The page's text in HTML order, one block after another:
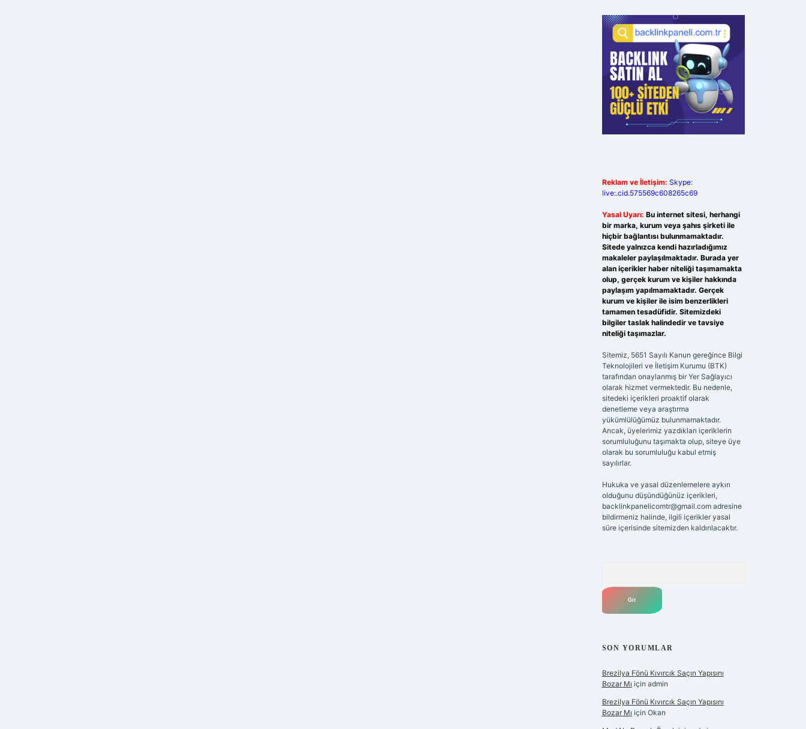
Reklam ve İletişim: Skype:
live:.cid.575569c608265c69
Yasal Uyarı: Bu internet sitesi, herhangi
bir marka, kurum veya şahıs şirketi ile
hiçbir bağlantısı bulunmamaktadır.
Sitede yalnızca kendi hazırladığımız
makaleler paylaşılmaktadır. Burada yer
alan içerikler haber niteliği taşımamakta
olup, gerçek kurum ve kişiler hakkında
paylaşım yapılmamaktadır. Gerçek
kurum ve kişiler ile isim benzerlikleri
tamamen tesadüfidir. Sitemizdeki
bilgiler taslak halindedir ve tavsiye
niteliği taşımazlar.
Sitemiz, 5651 Sayılı Kanun gereğince Bilgi
Teknolojileri ve İletişim Kurumu (BTK)
tarafından onaylanmış bir Yer Sağlayıcı
olarak hizmet vermektedir. Bu nedenle,
sitedeki içerikleri proaktif olarak
denetleme veya araştırma
yükümlülüğümüz bulunmamaktadır.
Ancak, üyelerimiz yazdıkları içeriklerin
sorumluluğunu taşımakta olup, siteye üye
olarak bu sorumluluğu kabul etmiş
sayılırlar.
Hukuka ve yasal düzenlemelere aykırı
olduğunu düşündüğünüz içerikleri,
backlinkpanelicomtr@gmail.comadresine
bildirmeniz halinde, ilgili içerikler yasal
süre içerisinde sitemizden kaldırılacaktır.
SON YORUMLAR
Brezilya Fönü Kıvırcık Saçın Yapısını
Bozar Mı için admin
Brezilya Fönü Kıvırcık Saçın Yapısını
Bozar Mı için Okan